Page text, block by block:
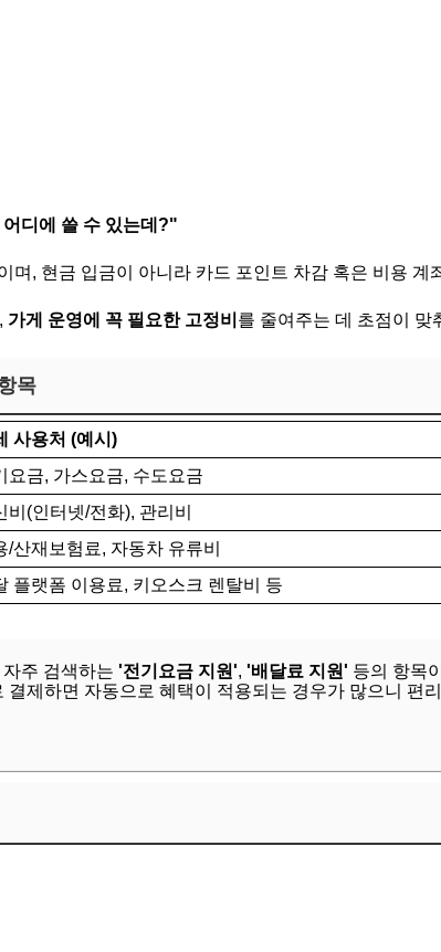
디에 쓸 수 있는데?"
며, 현금 입금이 아니라 카드 포인트 차감 혹은 비용 계
가게 운영에 꼭 필요한 고정비 를 줄여주는 데 초점이 맞
목
사용처 (예시)
요금, 가스요금, 수도요금
비(인터넷/전화), 관리비
/산재보험료, 자동차 유류비
플랫폼 이용료, 키오스크 렌탈비 등
주 검색하는 '전기요금 지원', '배달료 지원' 등의 항목
결제하면 자동으로 혜택이 적용되는 경우가 많으니 편